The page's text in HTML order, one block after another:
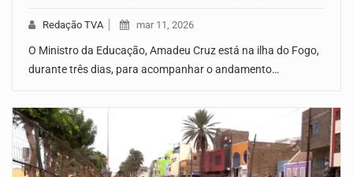
Redação TVA mar 11, 2026
O Ministro da Educação, Amadeu Cruz está na ilha do Fogo,
durante três dias, para acompanhar o andamento…